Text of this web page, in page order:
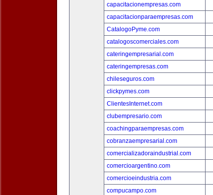
capacitacionempresas.com
capacitacionparaempresas.com
CatalogoPyme.com
catalogoscomerciales.com
cateringempresarial.com
cateringempresas.com
chileseguros.com
clickpymes.com
ClientesInternet.com
clubempresario.com
coachingparaempresas.com
cobranzaempresarial.com
comercializadoraindustrial.com
comercioargentino.com
comercioeindustria.com
compucampo.com